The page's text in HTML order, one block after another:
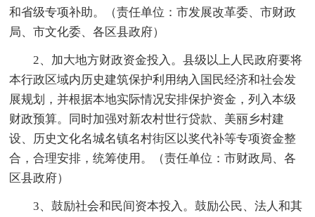
和省级专项补助。（责任单位：市发展改革委、市财政
局、市文化委、各区县政府）
2、加大地方财政资金投入。县级以上人民政府要将
本行政区域内历史建筑保护利用纳入国民经济和社会发
展规划，并根据本地实际情况安排保护资金，列入本级
财政预算。同时加强对新农村世行贷款、美丽乡村建
设、历史文化名城名镇名村街区以奖代补等专项资金整
合，合理安排，统筹使用。（责任单位：市财政局、各
区县政府）
3、鼓励社会和民间资本投入。鼓励公民、法人和其